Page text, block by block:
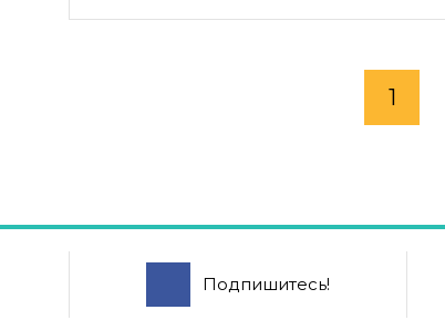
1
Подпишитесь!